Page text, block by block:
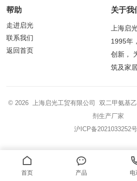
帮助
走进启光
联系我们
返回首页
关于我
上海启
1995年
创新，
筑及家
© 2026 上海启光工贸有限公司 双二甲氨基
剂生产厂家
沪ICP备2021033252
首页 产品 电